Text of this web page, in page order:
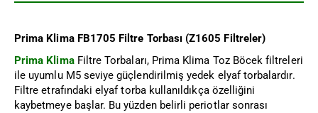
Prima Klima FB1705 Filtre Torbası (Z1605 Filtreler)
Prima KlimaFiltre Torbaları, Prima Klima Toz Böcek filtreleri
ile uyumlu M5 seviye güçlendirilmiş yedek elyaf torbalardır.
Filtre etrafındaki elyaf torba kullanıldıkça özelliğini
kaybetmeye başlar. Bu yüzden belirli periotlar sonrası